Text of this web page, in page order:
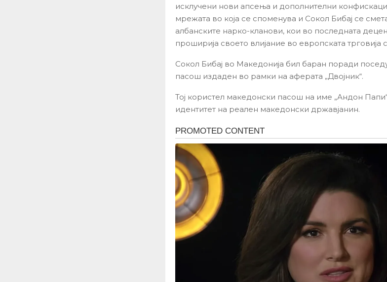
исклучени нови апсења и дополнителни
мрежата во која се споменува и Сокол Бибај се
албанските нарко-кланови, кои во последната
проширија своето влијание во европската трговија
Сокол Бибај во Македонија бил баран поради
пасош издаден во рамки на аферата „Двојник“.
Тој користел македонски пасош на име „Андон
идентитет на реален македонски државјанин.